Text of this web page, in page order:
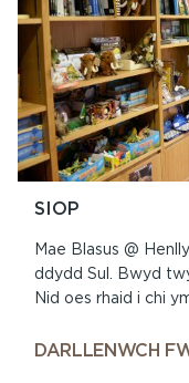
SIOP
Mae Blasus @
ddydd Sul. Bwyd
Nid oes rhaid i chi
DARLLENWCH